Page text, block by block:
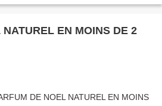
EN MOINS DE 2